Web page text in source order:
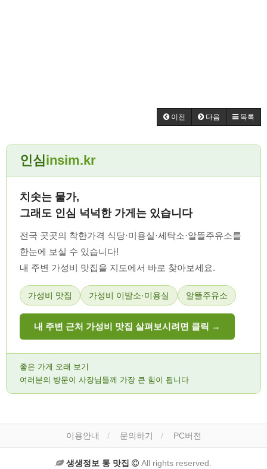
이전 다음 목록
인심insim.kr
치솟는 물가,
그래도 인심 넉넉한 가게는 있습니다
전국 곳곳의 착한가격 식당·미용실·세탁소·알뜰주유소를
한눈에 보실 수 있습니다!
내 주변 가성비 맛집을 지도에서 바로 찾아보세요.
가성비 맛집 가성비 이발소·미용실 알뜰주유소
내 주변 근처 가성비 맛집 살펴보시려면 클릭 →
좋은 가게 오래 보기
여러분의 방문이 사장님들께 가장 큰 힘이 됩니다
이용안내 문의하기 PC버전
생생정보 통 맛집 All rights reserved.